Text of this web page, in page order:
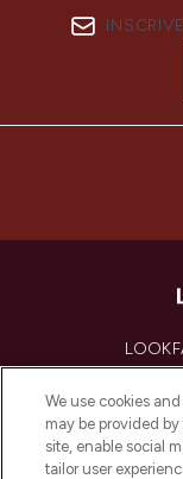
de la
de plus
We use cookies
may be provided
site, enable social
tailor user